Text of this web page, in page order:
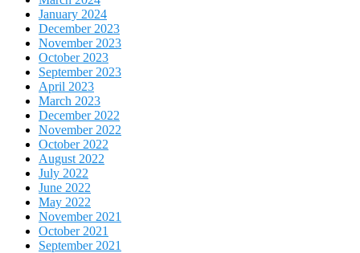
January 2024
December 2023
November 2023
October 2023
September 2023
April 2023
March 2023
December 2022
November 2022
October 2022
August 2022
July 2022
June 2022
May 2022
November 2021
October 2021
September 2021